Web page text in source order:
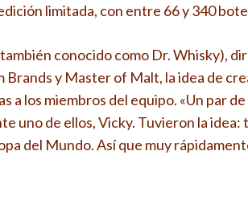
limitada, con entre 66 y 340
conocido como Dr. Whisky),
y Master of Malt, la idea de
a los miembros del equipo. «Un par
uno de ellos, Vicky. Tuvieron la idea:
del Mundo. Así que muy